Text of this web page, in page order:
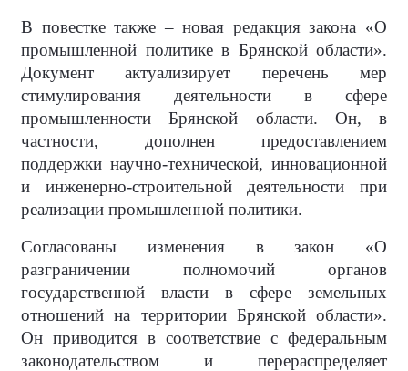
В повестке также – новая редакция закона «О
промышленной политике в Брянской области».
Документ актуализирует перечень мер
стимулирования деятельности в сфере
промышленности Брянской области. Он, в
частности, дополнен предоставлением
поддержки научно-технической, инновационной
и инженерно-строительной деятельности при
реализации промышленной политики.
Согласованы изменения в закон «О
разграничении полномочий органов
государственной власти в сфере земельных
отношений на территории Брянской области».
Он приводится в соответствие с федеральным
законодательством и перераспределяет